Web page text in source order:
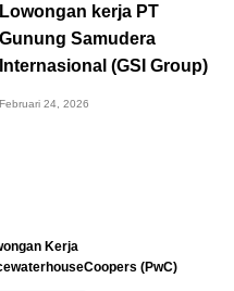
Lowongan kerja PT
Gunung Samudera
Internasional (GSI Group)
Februari 24, 2026
Kerja
(PwC)